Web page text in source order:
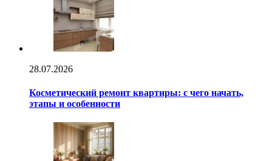
28.07.2026
Косметический ремонт квартиры: с чего начать,
этапы и особенности